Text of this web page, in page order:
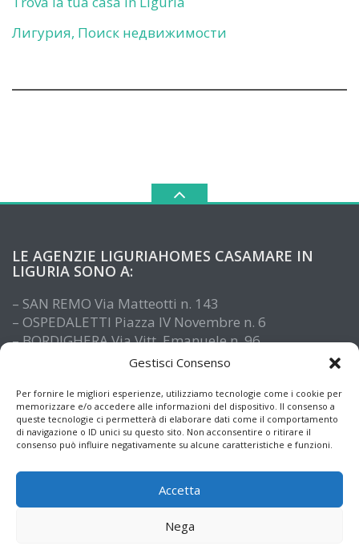
Gestisci Consenso
Per fornire le migliori esperienze, utilizziamo tecnologie come i cookie per
memorizzare e/o accedere alle informazioni del dispositivo. Il consenso a
queste tecnologie ci permetterà di elaborare dati come il comportamento
di navigazione o ID unici su questo sito. Non acconsentire o ritirare il
consenso può influire negativamente su alcune caratteristiche e funzioni.
Accetta
Nega
Лигурия, Поиск недвижимости
LE AGENZIE LIGURIAHOMES CASAMARE IN
LIGURIA SONO A:
– SAN REMO Via Matteotti n. 143
– OSPEDALETTI Piazza IV Novembre n. 6
– BORDIGHERA Via Vitt. Emanuele n. 96
– IMPERIA Piazza De Amicis n. 15
– ALASSIO Via XX Settembre n. 61